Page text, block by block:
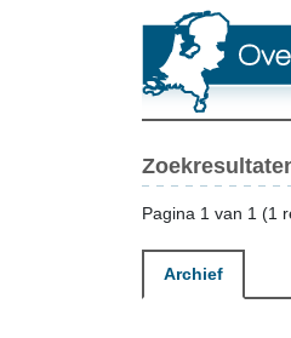
Pagina 1 van 1 (1
Archief